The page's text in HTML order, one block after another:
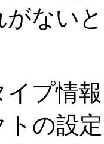
がない
プ情
の設